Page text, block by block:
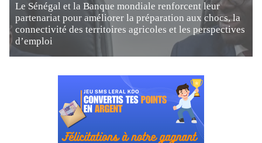
Le Sénégal et la Banque mondiale renforcent leur
partenariat pour améliorer la préparation aux chocs, la
connectivité des territoires agricoles et les perspectives
d’emploi